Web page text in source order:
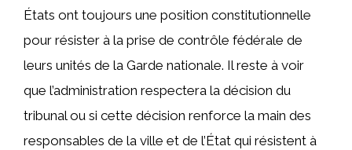
États ont toujours une position constitutionnelle
pour résister à la prise de contrôle fédérale de
leurs unités de la Garde nationale. Il reste à voir
que l’administration respectera la décision du
tribunal ou si cette décision renforce la main des
responsables de la ville et de l’État qui résistent à